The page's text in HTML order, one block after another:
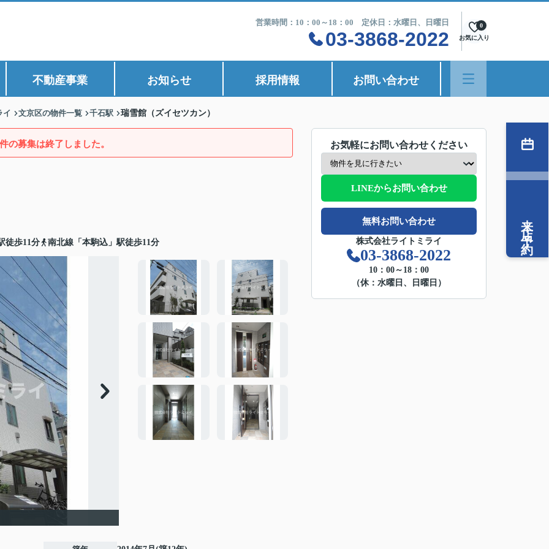
営業時間：10：00～18：00 定休日：水曜日、日曜日
03-3868-2022 お気に入り
0
不動産事業 お知らせ 採用情報 お問い合わせ
イ 文京区の物件一覧 千石駅 瑞雪館（ズイセツカン）
の募集は終了しました。
徒歩11分 南北線「本駒込」駅徒歩11分
お気軽にお問い合わせください
LINEからお問い合わせ
無料お問い合わせ
株式会社ライトミライ
03-3868-2022
10：00～18：00
（休：水曜日、日曜日）
来店予約